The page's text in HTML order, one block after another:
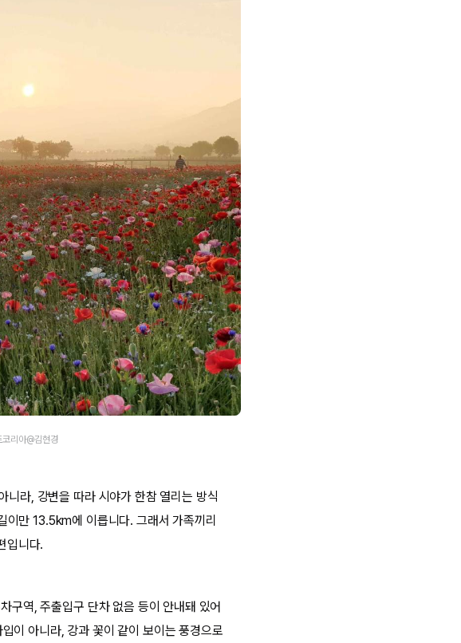
리아@김현경
니라, 강변을 따라 시야가 한참 열리는 방식
만 13.5km에 이릅니다. 그래서 가족끼리
입니다.
구역, 주출입구 단차 없음 등이 안내돼 있어
이 아니라, 강과 꽃이 같이 보이는 풍경으로